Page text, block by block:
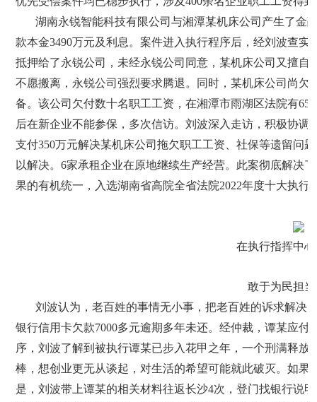
湖南永锐智能科技有限公司与湘潭某机床公司产生了金
款本金3490万元及利息。案件进入执行程序后，经刘波查
抵押给了永锐公司，未经永锐公司同意，某机床公司又擅
不愿搬离，永锐公司强烈要求腾退。同时，某机床公司尚
备。该公司欠付数十名职工工资，在湘潭市雨湖区法院有
后在新企业不能参保，多次信访。刘波深入走访，积极协
支付350万元解决某机床公司拖欠职工工资、社保等遗留问
以解决。6家承租企业在原地继续生产经营。此案彻底解决
果的有机统一，入选湖南省高院全省法院2022年度十大执行
在执行指挥中
敢于为民担
刘波认为，老百姓的事情无小事，把老百姓的诉求解决
银行信用卡欠款7000多元逾期多年未还。经仲裁，谭某应
序，刘波了解到被执行谭某已步入花甲之年，一个刑满释
棒，想创业更无从谈起，对生活的希望可能就此破灭。如
是，刘波带上谭某的相关材料往返长沙4次，登门找银行说